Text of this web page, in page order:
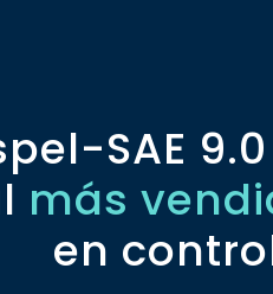
SAE
más
en